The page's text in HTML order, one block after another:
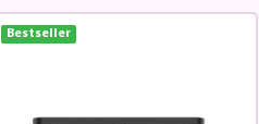
Bestseller